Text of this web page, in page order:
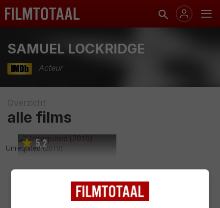
SAMUEL LOCKRIDGE
Acteur
Overzicht
alle films
5,2
Unrequited (2010)